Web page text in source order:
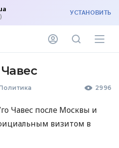
УСТАНОВИТЬ
2996
Чавес после Москвы и
визитом в